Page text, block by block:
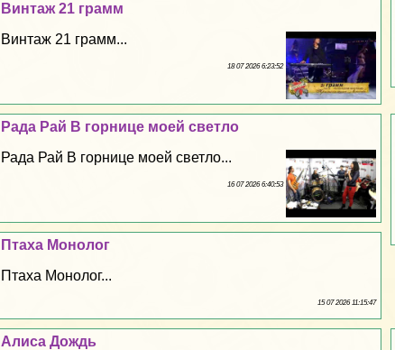
Винтаж 21 грамм
Винтаж 21 грамм...
18 07 2026 6:23:52
Рада Рай В горнице моей светло
Рада Рай В горнице моей светло...
16 07 2026 6:40:53
Птаха Монолог
Птаха Монолог...
15 07 2026 11:15:47
Алиса Дождь